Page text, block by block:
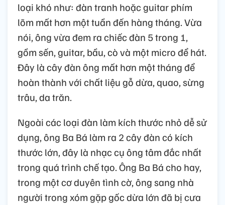
loại khó như: đàn tranh hoặc guitar phím
lõm mất hơn một tuần đến hàng tháng. Vừa
nói, ông vừa đem ra chiếc đàn 5 trong 1,
gồm sến, guitar, bầu, cò và một micro để hát.
Đây là cây đàn ông mất hơn một tháng để
hoàn thành với chất liệu gỗ dừa, quao, sừng
trâu, da trăn.
Ngoài các loại đàn làm kích thước nhỏ dễ sử
dụng, ông Ba Bá làm ra 2 cây đàn có kích
thước lớn, đây là nhạc cụ ông tâm đắc nhất
trong quá trình chế tạo. Ông Ba Bá cho hay,
trong một cơ duyên tình cờ, ông sang nhà
người trong xóm gặp gốc dừa lớn đã bị cưa